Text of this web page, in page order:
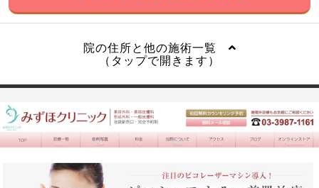
院の住所と他の施術一覧
（タップで開きます）